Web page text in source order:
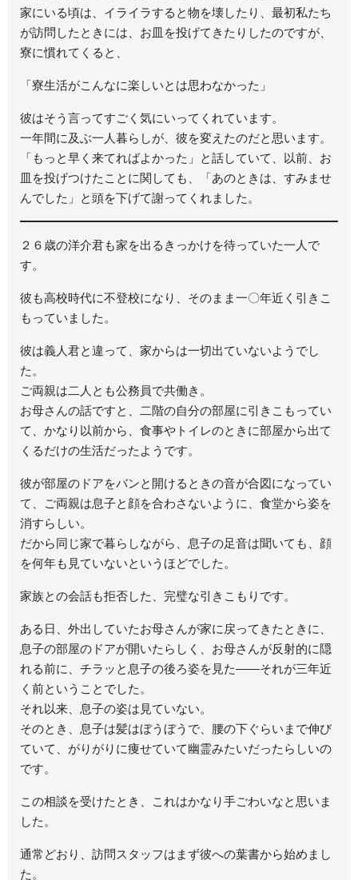
家にいる頃は、イライラすると物を壊したり、最初私たち
が訪問したときには、お皿を投げてきたりしたのですが、
寮に慣れてくると、
「寮生活がこんなに楽しいとは思わなかった」
彼はそう言ってすごく気にいってくれています。
一年間に及ぶ一人暮らしが、彼を変えたのだと思います。
「もっと早く来てればよかった」と話していて、以前、お
皿を投げつけたことに関しても、「あのときは、すみませ
んでした」と頭を下げて謝ってくれました。
２６歳の洋介君も家を出るきっかけを待っていた一人で
す。
彼も高校時代に不登校になり、そのまま一〇年近く引きこ
もっていました。
彼は義人君と違って、家からは一切出ていないようでし
た。
ご両親は二人とも公務員で共働き。
お母さんの話ですと、二階の自分の部屋に引きこもってい
て、かなり以前から、食事やトイレのときに部屋から出て
くるだけの生活だったようです。
彼が部屋のドアをバンと開けるときの音が合図になってい
て、ご両親は息子と顔を合わさないように、食堂から姿を
消すらしい。
だから同じ家で暮らしながら、息子の足音は聞いても、顔
を何年も見ていないというほどでした。
家族との会話も拒否した、完璧な引きこもりです。
ある日、外出していたお母さんが家に戻ってきたときに、
息子の部屋のドアが開いたらしく、お母さんが反射的に隠
れる前に、チラッと息子の後ろ姿を見た――それが三年近
く前ということでした。
それ以来、息子の姿は見ていない。
そのとき、息子は髪はぼうぼうで、腰の下ぐらいまで伸び
ていて、がりがりに痩せていて幽霊みたいだったらしいの
です。
この相談を受けたとき、これはかなり手ごわいなと思いま
した。
通常どおり、訪問スタッフはまず彼への葉書から始めまし
た。